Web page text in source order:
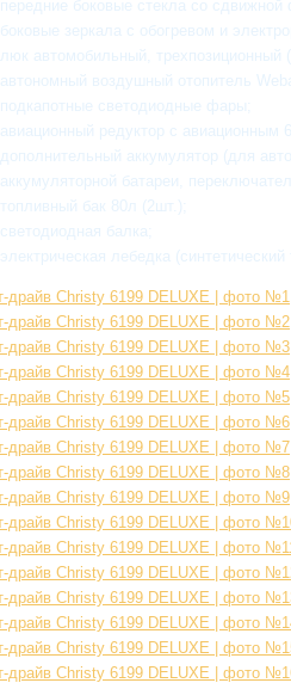
передние боковые стекла со сдвижной
боковые зеркала с обогревом и
люк автомобильный, трехпозиционный
автономный воздушный отопитель
подкапотные светодиодные фары;
авиационный редуктор с авиационным
дополнительный аккумулятор (для
аккумуляторной батареи,
топливный бак 80л (2шт.);
светодиодная балка;
электрическая лебедка (синтетический